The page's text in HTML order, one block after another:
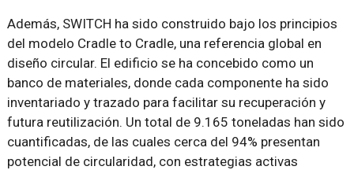
Además, SWITCH ha sido construido bajo los principios
del modelo Cradle to Cradle, una referencia global en
diseño circular. El edificio se ha concebido como un
banco de materiales, donde cada componente ha sido
inventariado y trazado para facilitar su recuperación y
futura reutilización. Un total de 9.165 toneladas han sido
cuantificadas, de las cuales cerca del 94% presentan
potencial de circularidad, con estrategias activas